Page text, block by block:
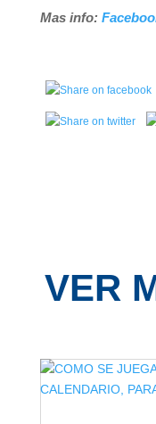
Mas info:
VER